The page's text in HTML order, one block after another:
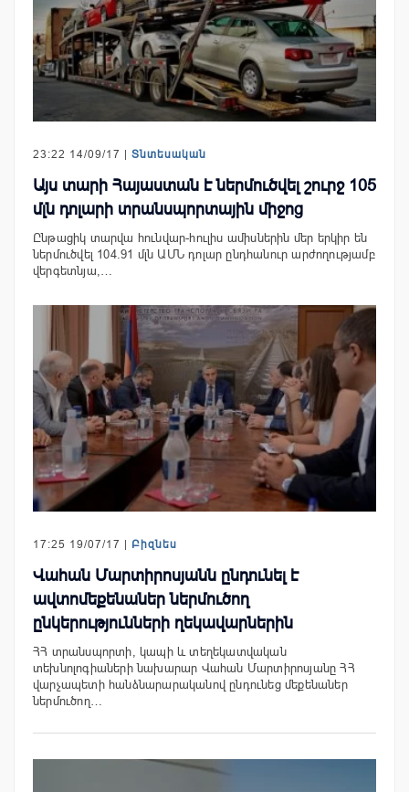
23:22 14/09/17 | Տնտեսական
Այս տարի Հայաստան է ներմուծվել շուրջ 105
մլն դոլարի տրանսպորտային միջոց
Ընթացիկ տարվա հունվար-հուլիս ամիսներին մեր երկիր են
ներմուծվել 104.91 մլն ԱՄՆ դոլար ընդհանուր արժողությամբ
վերգետնյա,…
17:25 19/07/17 | Բիզնես
Վահան Մարտիրոսյանն ընդունել է
ավտոմեքենաներ ներմուծող
ընկերությունների ղեկավարներին
ՀՀ տրանսպորտի, կապի և տեղեկատվական
տեխնոլոգիաների նախարար Վահան Մարտիրոսյանը ՀՀ
վարչապետի հանձնարարականով ընդունեց մեքենաներ
ներմուծող…